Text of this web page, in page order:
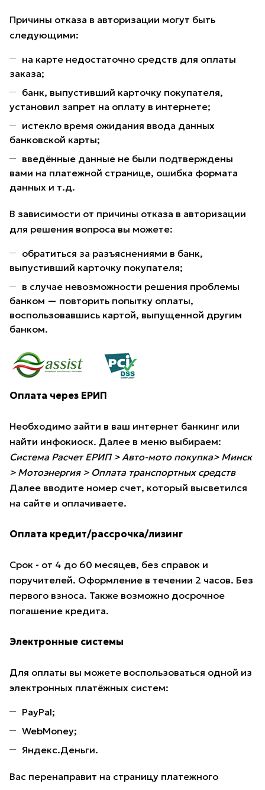
Причины отказа в авторизации могут быть
следующими:
на карте недостаточно средств для оплаты
заказа;
банк, выпустивший карточку покупателя,
установил запрет на оплату в интернете;
истекло время ожидания ввода данных
банковской карты;
введённые данные не были подтверждены
вами на платежной странице, ошибка формата
данных и т.д.
В зависимости от причины отказа в авторизации
для решения вопроса вы можете:
обратиться за разъяснениями в банк,
выпустивший карточку покупателя;
в случае невозможности решения проблемы
банком — повторить попытку оплаты,
воспользовавшись картой, выпущенной другим
банком.
Оплата через ЕРИП
Необходимо зайти в ваш интернет банкинг или
найти инфокиоск. Далее в меню выбираем:
Система Расчет ЕРИП > Авто-мото покупка> Минск
> Мотоэнергия > Оплата транспортных средств
Далее вводите номер счет, который высветился
на сайте и оплачиваете.
Оплата кредит/рассрочка/лизинг
Срок - от 4 до 60 месяцев, без справок и
поручителей. Оформление в течении 2 часов. Без
первого взноса. Также возможно досрочное
погашение кредита.
Электронные системы
Для оплаты вы можете воспользоваться одной из
электронных платёжных систем:
PayPal;
WebMoney;
Яндекс.Деньги.
Вас перенаправит на страницу платежного